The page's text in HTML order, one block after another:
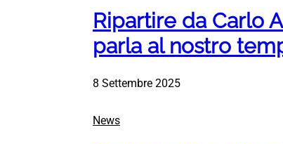
Ripartire da Carlo
parla al nostro
8 Settembre 2025
News